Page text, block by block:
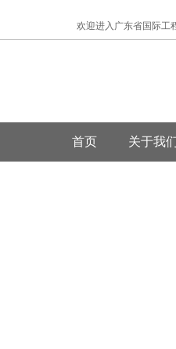
欢迎进入广东省国际工
首页 关于我